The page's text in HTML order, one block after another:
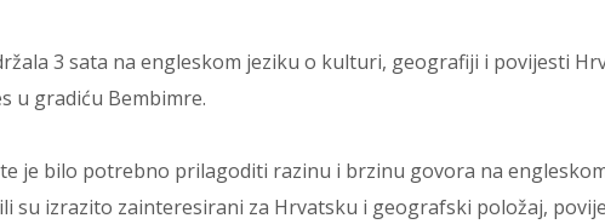
3 sata na engleskom jeziku o kulturi, geografiji i povijesti
u gradiću Bembimre.
je bilo potrebno prilagoditi razinu i brzinu govora na
su izrazito zainteresirani za Hrvatsku i geografski položaj,